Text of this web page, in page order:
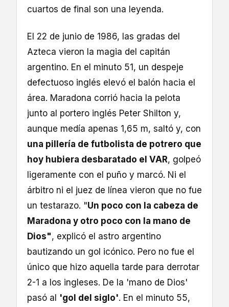
cuartos de final son una leyenda.
El 22 de junio de 1986, las gradas del
Azteca vieron la magia del capitán
argentino. En el minuto 51, un despeje
defectuoso inglés elevó el balón hacia el
área. Maradona corrió hacia la pelota
junto al portero inglés Peter Shilton y,
aunque medía apenas 1,65 m, saltó y, con
una pillería de futbolista de potrero que
hoy hubiera desbaratado el VAR, golpeó
ligeramente con el puño y marcó. Ni el
árbitro ni el juez de línea vieron que no fue
un testarazo. "Un poco con la cabeza de
Maradona y otro poco con la mano de
Dios", explicó el astro argentino
bautizando un gol icónico. Pero no fue el
único que hizo aquella tarde para derrotar
2-1 a los ingleses. De la 'mano de Dios'
pasó al 'gol del siglo'. En el minuto 55,